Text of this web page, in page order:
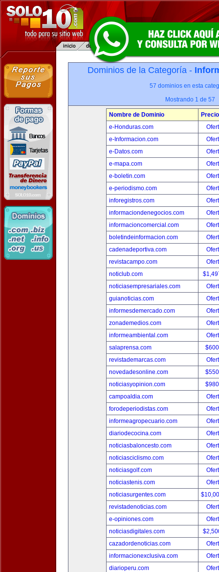
Dominios de la Categoría -
57 dominios en esta
Mostrando 1 de 57
Nombre de Dominio
Precio
e-Honduras.com
e-Informacion.com
e-Datos.com
e-mapa.com
e-boletin.com
e-periodismo.com
inforegistros.com
informaciondenegocios.com
informacioncomercial.com
boletindeinformacion.com
cadenadeportiva.com
revistacampo.com
noticlub.com
noticiasempresariales.com
guianoticias.com
informesdemercado.com
zonademedios.com
informeambiental.com
salaprensa.com
revistademarcas.com
novedadesonline.com
noticiasyopinion.com
campoaldia.com
forodeperiodistas.com
informeagropecuario.com
diariodecocina.com
noticiasbaloncesto.com
noticiasciclismo.com
noticiasgolf.com
noticiastenis.com
noticiasurgentes.com
revistadenoticias.com
e-opiniones.com
noticiasdigitales.com
cazadordenoticias.com
informacionexclusiva.com
diarioperu.com